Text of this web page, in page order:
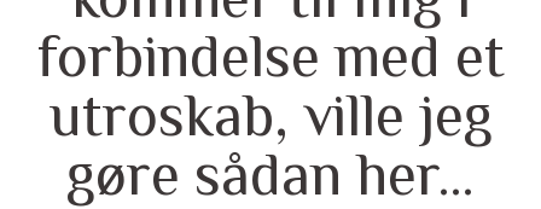
forbindelse med et
utroskab, ville jeg
gøre sådan her…